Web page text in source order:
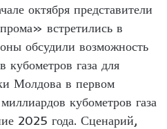
октября представители
встретились в
обсудили возможность
газа для
Молдова в первом
кубометров газа
2025 года. Сценарий,